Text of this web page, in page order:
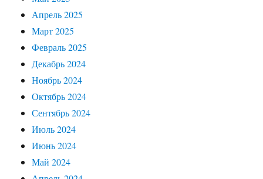
Апрель 2025
Март 2025
Февраль 2025
Декабрь 2024
Ноябрь 2024
Октябрь 2024
Сентябрь 2024
Июль 2024
Июнь 2024
Май 2024